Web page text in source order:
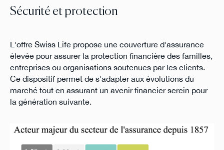
Sécurité et protection
L'offre Swiss Life propose une couverture d'assurance
élevée pour assurer la protection financière des familles,
entreprises ou organisations soutenues par les clients.
Ce dispositif permet de s'adapter aux évolutions du
marché tout en assurant un avenir financier serein pour
la génération suivante.